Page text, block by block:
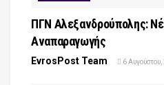
ΠΓΝ Αλεξανδρούπολης:
Αναπαραγωγής
EvrosPost Team 6